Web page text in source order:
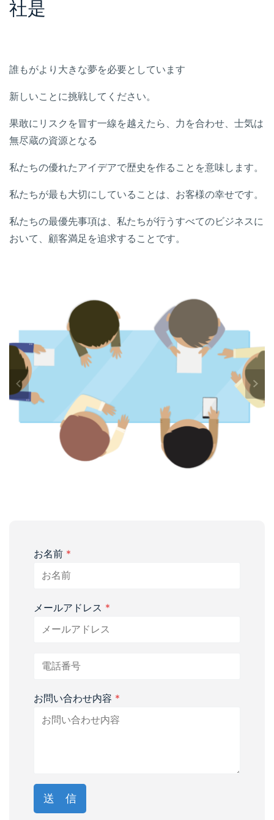
社是
誰もがより大きな夢を必要としています
新しいことに挑戦してください。
果敢にリスクを冒す一線を越えたら、力を合わせ、士気は
無尽蔵の資源となる
私たちの優れたアイデアで歴史を作ることを意味します。
私たちが最も大切にしていることは、お客様の幸せです。
私たちの最優先事項は、私たちが行うすべてのビジネスに
おいて、顧客満足を追求することです。
お名前 *
メールアドレス *
お問い合わせ内容 *
送 信